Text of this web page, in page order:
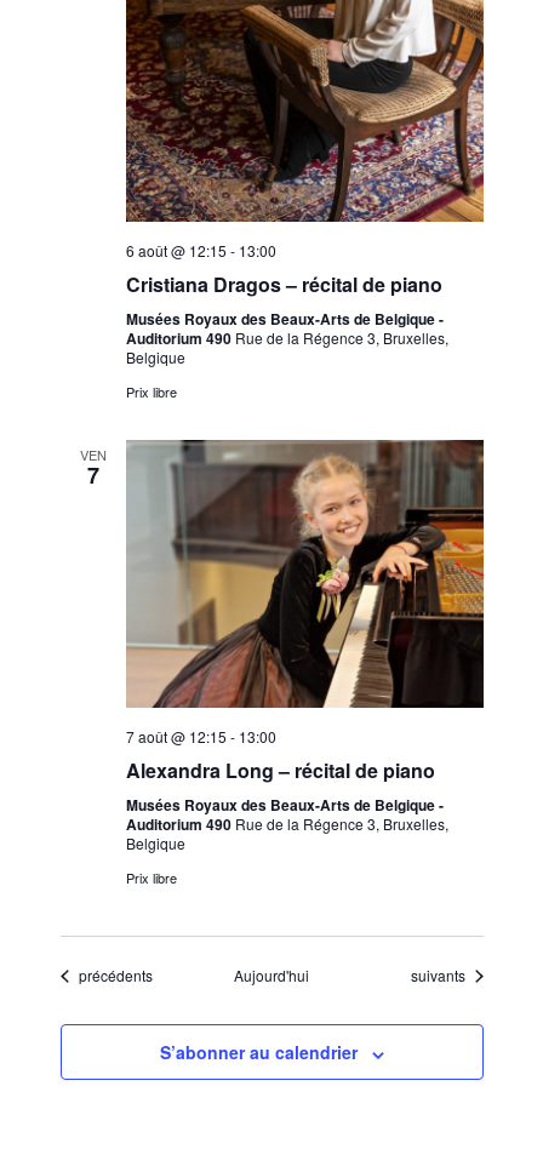
6 août @ 12:15 - 13:00
Cristiana Dragos – récital de piano
Musées Royaux des Beaux-Arts de Belgique -
Auditorium 490 Rue de la Régence 3, Bruxelles,
Belgique
Prix libre
VEN
7
7 août @ 12:15 - 13:00
Alexandra Long – récital de piano
Musées Royaux des Beaux-Arts de Belgique -
Auditorium 490 Rue de la Régence 3, Bruxelles,
Belgique
Prix libre
Évènements
précédents Aujourd'hui Évènements
suivants
S’abonner au calendrier